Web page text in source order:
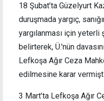
18 Şubat’ta Güzelyurt
duruşmada yargıç,
yargılanması için yeterli
belirterek, Ü.'nün
Lefkoşa Ağır Ceza
edilmesine karar
3 Mart’ta Lefkoşa Ağır